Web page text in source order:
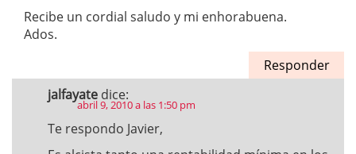
Recibe un cordial saludo y mi enhorabuena.
Ados.
Responder
jalfayate dice:
abril 9, 2010 a las 1:50 pm
Te respondo Javier,